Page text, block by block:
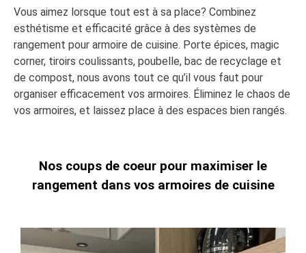
Vous aimez lorsque tout est à sa place? Combinez
esthétisme et efficacité grâce à des systèmes de
rangement pour armoire de cuisine. Porte épices, magic
corner, tiroirs coulissants, poubelle, bac de recyclage et
de compost, nous avons tout ce qu’il vous faut pour
organiser efficacement vos armoires. Éliminez le chaos de
vos armoires, et laissez place à des espaces bien rangés.
Nos coups de coeur pour maximiser le
rangement dans vos armoires de cuisine